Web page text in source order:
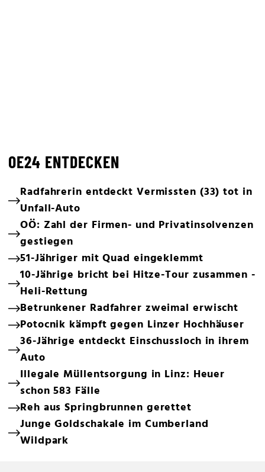
OE24 ENTDECKEN
Radfahrerin entdeckt Vermissten (33) tot in
Unfall-Auto
OÖ: Zahl der Firmen- und Privatinsolvenzen
gestiegen
51-Jähriger mit Quad eingeklemmt
10-Jährige bricht bei Hitze-Tour zusammen -
Heli-Rettung
Betrunkener Radfahrer zweimal erwischt
Potocnik kämpft gegen Linzer Hochhäuser
36-Jährige entdeckt Einschussloch in ihrem
Auto
Illegale Müllentsorgung in Linz: Heuer
schon 583 Fälle
Reh aus Springbrunnen gerettet
Junge Goldschakale im Cumberland
Wildpark